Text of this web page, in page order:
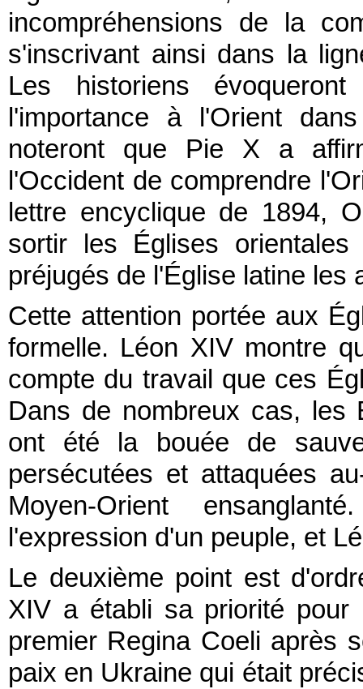
incompréhensions de la
s'inscrivant ainsi dans la
Les historiens
l'importance à l'Orient
noteront que Pie X a
l'Occident de comprendre
lettre encyclique de 1894,
sortir les Églises
préjugés de l'Église latine les
Cette attention portée aux
formelle. Léon XIV montre
compte du travail que ces
Dans de nombreux cas, les
ont été la bouée de
persécutées et attaquées
Moyen-Orient
l'expression d'un peuple, et
Le deuxième point est
XIV a établi sa priorité
premier Regina Coeli après
paix en Ukraine qui était